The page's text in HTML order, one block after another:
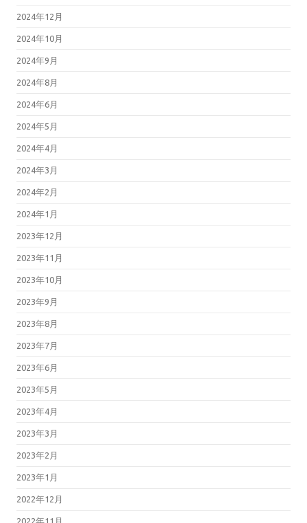
2024年12月
2024年10月
2024年9月
2024年8月
2024年6月
2024年5月
2024年4月
2024年3月
2024年2月
2024年1月
2023年12月
2023年11月
2023年10月
2023年9月
2023年8月
2023年7月
2023年6月
2023年5月
2023年4月
2023年3月
2023年2月
2023年1月
2022年12月
2022年11月